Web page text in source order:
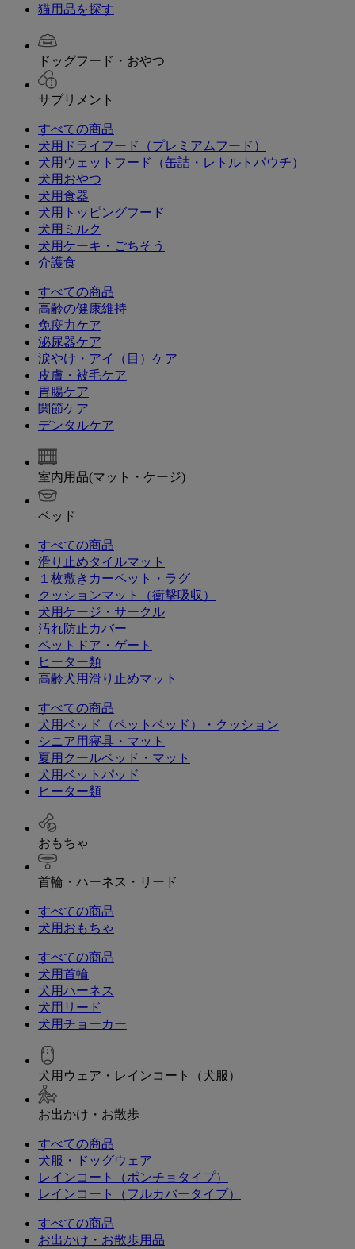
猫用品を探す
ドッグフード・おやつ
サプリメント
すべての商品
犬用ドライフード（プレミアムフード）
犬用ウェットフード（缶詰・レトルトパウチ）
犬用おやつ
犬用食器
犬用トッピングフード
犬用ミルク
犬用ケーキ・ごちそう
介護食
すべての商品
高齢の健康維持
免疫力ケア
泌尿器ケア
涙やけ・アイ（目）ケア
皮膚・被毛ケア
胃腸ケア
関節ケア
デンタルケア
室内用品(マット・ケージ)
ベッド
すべての商品
滑り止めタイルマット
１枚敷きカーペット・ラグ
クッションマット（衝撃吸収）
犬用ケージ・サークル
汚れ防止カバー
ペットドア・ゲート
ヒーター類
高齢犬用滑り止めマット
すべての商品
犬用ベッド（ペットベッド）・クッション
シニア用寝具・マット
夏用クールベッド・マット
犬用ベットパッド
ヒーター類
おもちゃ
首輪・ハーネス・リード
すべての商品
犬用おもちゃ
すべての商品
犬用首輪
犬用ハーネス
犬用リード
犬用チョーカー
犬用ウェア・レインコート（犬服）
お出かけ・お散歩
すべての商品
犬服・ドッグウェア
レインコート（ポンチョタイプ）
レインコート（フルカバータイプ）
すべての商品
お出かけ・お散歩用品